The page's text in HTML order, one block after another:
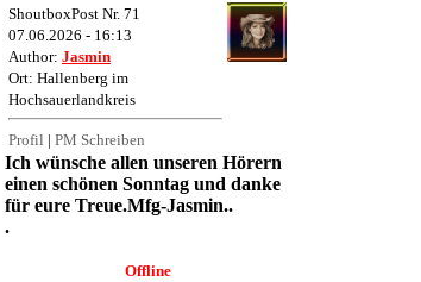
ShoutboxPost Nr. 71
07.06.2026 - 16:13
Author: Jasmin
Ort: Hallenberg im
Hochsauerlandkreis
Profil | PM Schreiben
Ich wünsche allen unseren Hörern
einen schönen Sonntag und danke
für eure Treue.Mfg-Jasmin..
.
Offline